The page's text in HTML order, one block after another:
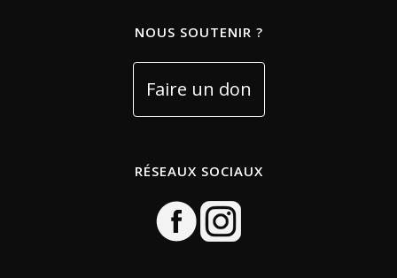
NOUS SOUTENIR ?
RÉSEAUX SOCIAUX